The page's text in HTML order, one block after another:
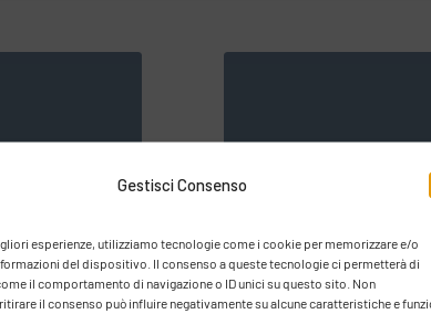
Gestisci Consenso
esperienze, utilizziamo tecnologie come i cookie per memorizzare e/o
del dispositivo. Il consenso a queste tecnologie ci permetterà di
il comportamento di navigazione o ID unici su questo sito. Non
il consenso può influire negativamente su alcune caratteristiche e